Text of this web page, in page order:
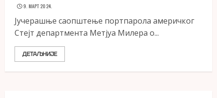
9. МАРТ 2024.
Јучерашње саопштење портпарола америчког
Стејт департмента Метјуа Милера о...
ДЕТАЉНИЈЕ